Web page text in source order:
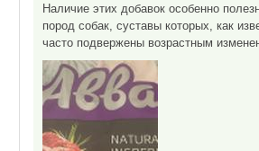
Наличие этих добавок особенно
пород собак, суставы которых, как
часто подвержены возрастным